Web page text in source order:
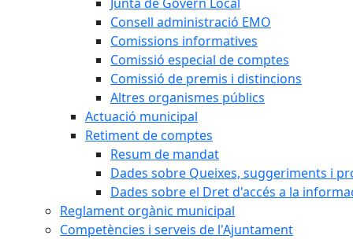
Consell administració EMO
Comissions informatives
Comissió especial de comptes
Comissió de premis i distincions
Altres organismes públics
Actuació municipal
Retiment de comptes
Resum de mandat
Dades sobre Queixes, suggeriments i
Dades sobre el Dret d'accés a la
Reglament orgànic municipal
Competències i serveis de l'Ajuntament